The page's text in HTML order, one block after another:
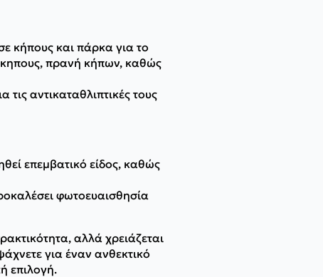
κήπους και πάρκα για το
πρανή κήπων, καθώς
αντικαταθλιπτικές τους
επεμβατικό είδος, καθώς
φωτοευαισθησία
αλλά χρειάζεται
για έναν ανθεκτικό
επιλογή.